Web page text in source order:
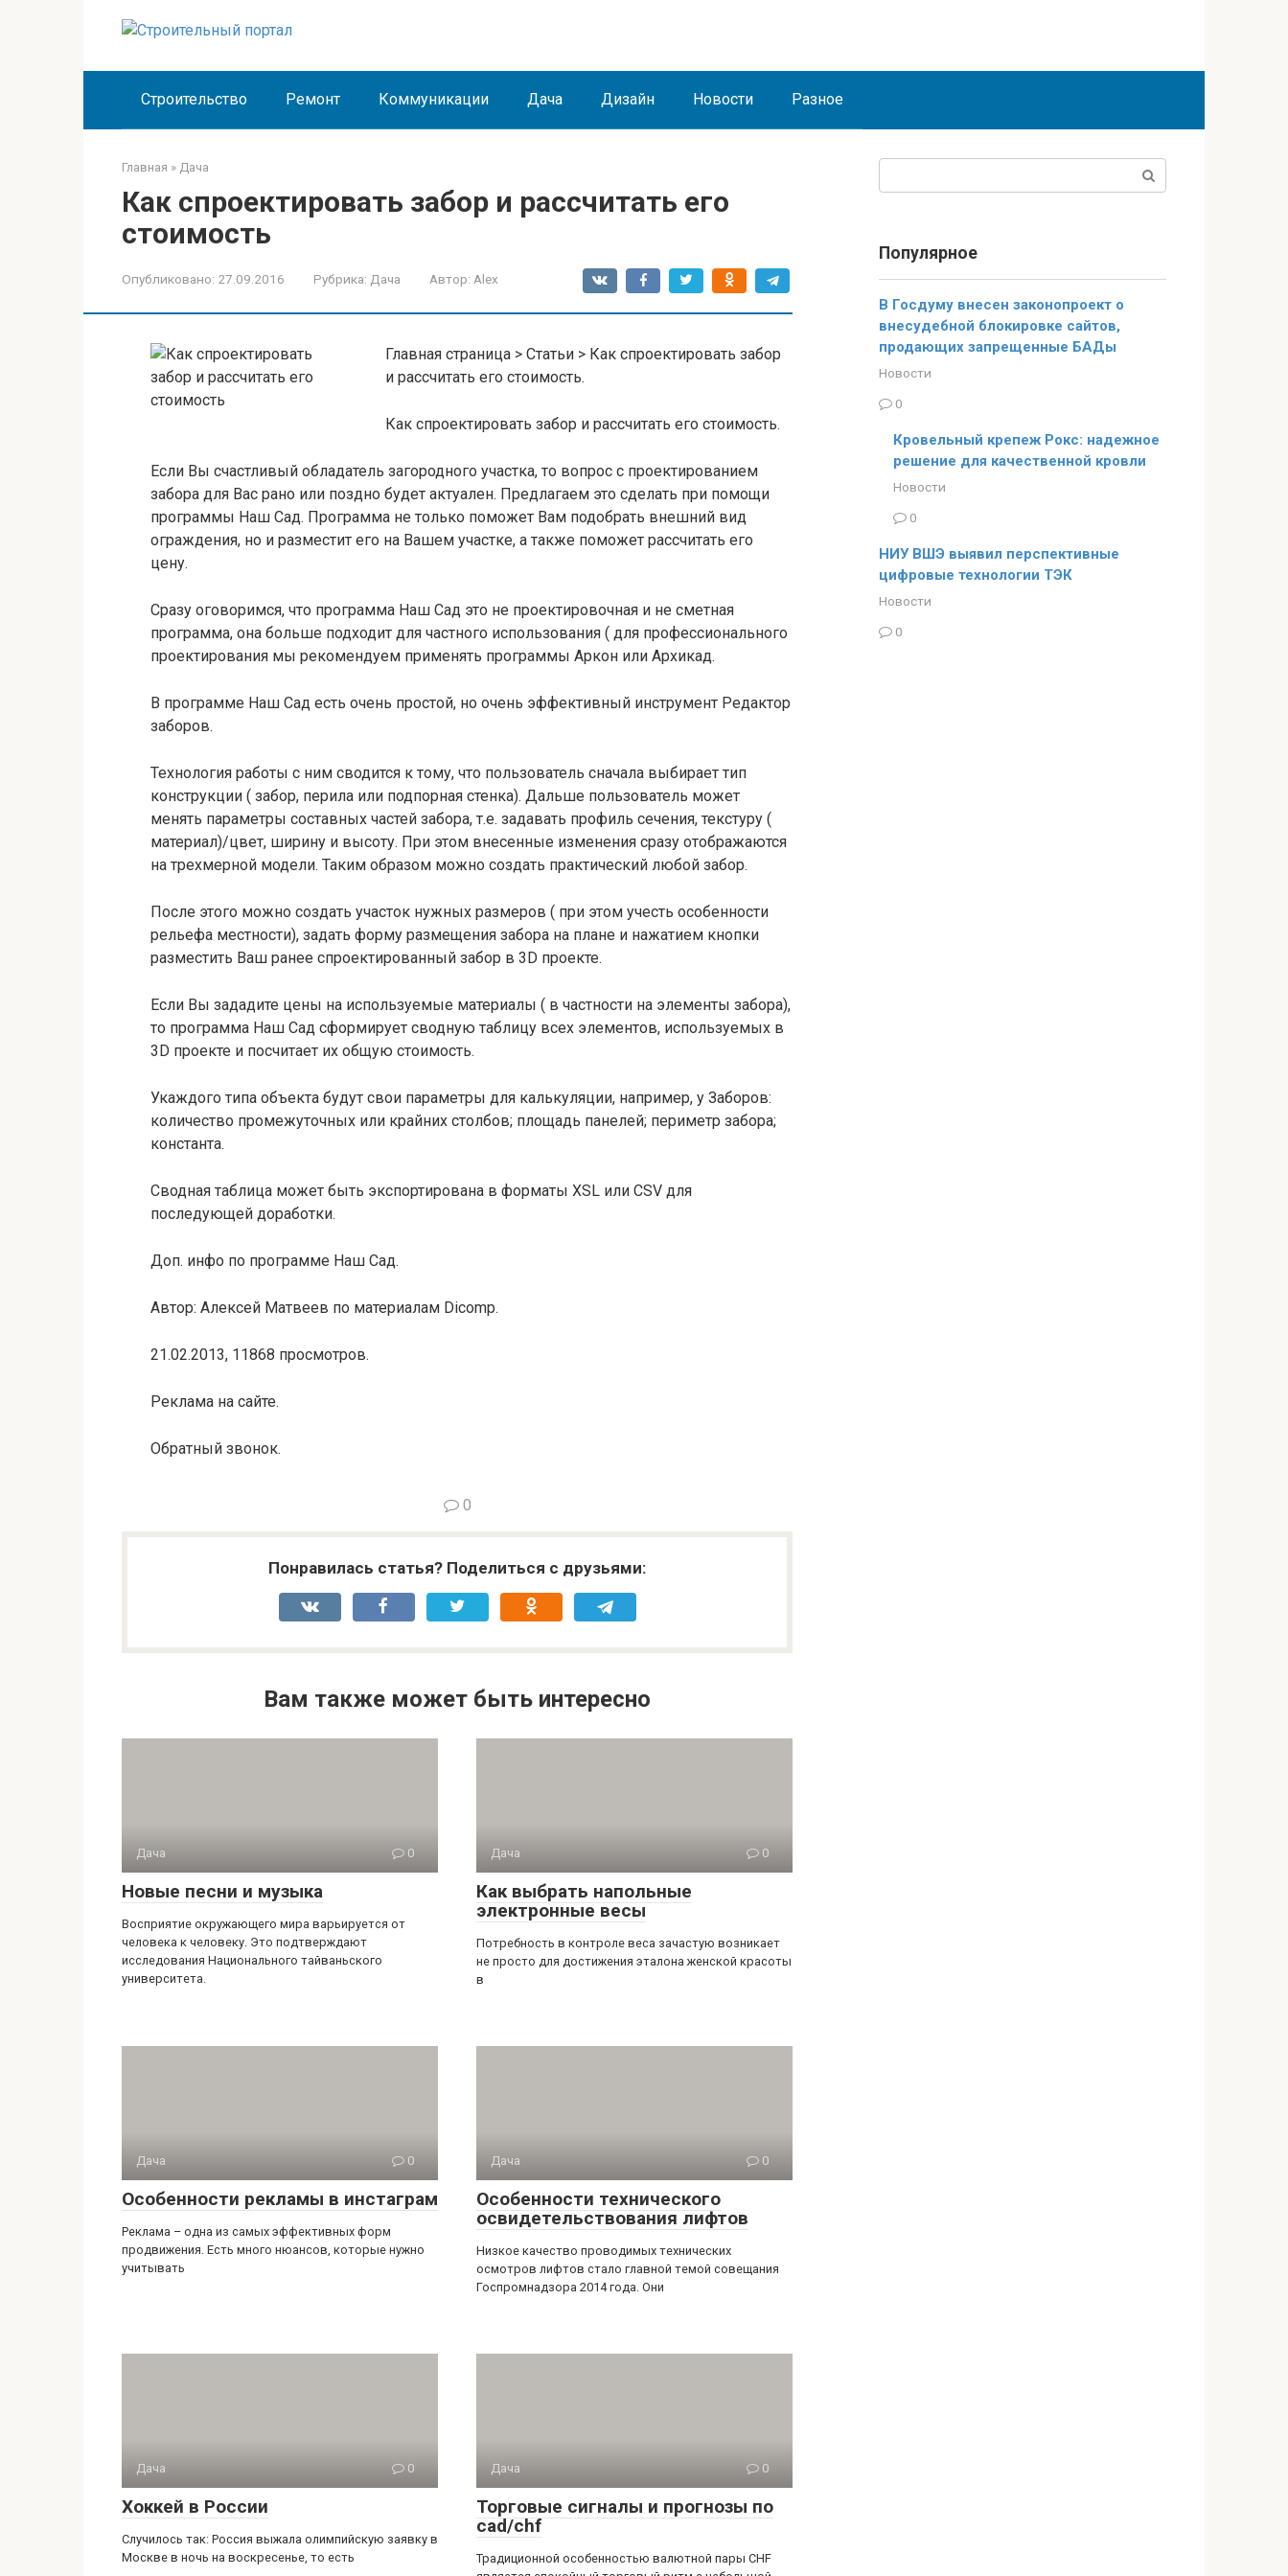
Строительство Ремонт Коммуникации Дача Дизайн Новости Разное
Главная » Дача
Как спроектировать забор и рассчитать его
стоимость
Опубликовано: 27.09.2016 Рубрика: Дача Автор: Alex
Главная страница > Статьи > Как спроектировать забор
и рассчитать его стоимость.
Как спроектировать забор и рассчитать его стоимость.
Если Вы счастливый обладатель загородного участка, то вопрос с проектированием
забора для Вас рано или поздно будет актуален. Предлагаем это сделать при помощи
программы Наш Сад. Программа не только поможет Вам подобрать внешний вид
ограждения, но и разместит его на Вашем участке, а также поможет рассчитать его
цену.
Сразу оговоримся, что программа Наш Сад это не проектировочная и не сметная
программа, она больше подходит для частного использования ( для профессионального
проектирования мы рекомендуем применять программы Аркон или Архикад.
В программе Наш Сад есть очень простой, но очень эффективный инструмент Редактор
заборов.
Технология работы с ним сводится к тому, что пользователь сначала выбирает тип
конструкции ( забор, перила или подпорная стенка). Дальше пользователь может
менять параметры составных частей забора, т.е. задавать профиль сечения, текстуру (
материал)/цвет, ширину и высоту. При этом внесенные изменения сразу отображаются
на трехмерной модели. Таким образом можно создать практический любой забор.
После этого можно создать участок нужных размеров ( при этом учесть особенности
рельефа местности), задать форму размещения забора на плане и нажатием кнопки
разместить Ваш ранее спроектированный забор в 3D проекте.
Если Вы зададите цены на используемые материалы ( в частности на элементы забора),
то программа Наш Сад сформирует сводную таблицу всех элементов, используемых в
3D проекте и посчитает их общую стоимость.
Укаждого типа объекта будут свои параметры для калькуляции, например, у Заборов:
количество промежуточных или крайних столбов; площадь панелей; периметр забора;
константа.
Сводная таблица может быть экспортирована в форматы XSL или CSV для
последующей доработки.
Доп. инфо по программе Наш Сад.
Автор: Алексей Матвеев по материалам Dicomp.
21.02.2013, 11868 просмотров.
Реклама на сайте.
Обратный звонок.
0
Понравилась статья? Поделиться с друзьями:
Вам также может быть интересно
Дача 0
Новые песни и музыка
Восприятие окружающего мира варьируется от
человека к человеку. Это подтверждают
исследования Национального тайваньского
университета.
Дача 0
Как выбрать напольные
электронные весы
Потребность в контроле веса зачастую возникает
не просто для достижения эталона женской красоты
в
Дача 0
Особенности рекламы в инстаграм
Реклама – одна из самых эффективных форм
продвижения. Есть много нюансов, которые нужно
учитывать
Дача 0
Особенности технического
освидетельствования лифтов
Низкое качество проводимых технических
осмотров лифтов стало главной темой совещания
Госпромнадзора 2014 года. Они
Дача 0
Хоккей в России
Случилось так: Россия выжала олимпийскую заявку в
Москве в ночь на воскресенье, то есть
Дача 0
Торговые сигналы и прогнозы по
cad/chf
Традиционной особенностью валютной пары CHF
Популярное
В Госдуму внесен законопроект о
внесудебной блокировке сайтов,
продающих запрещенные БАДы
Новости
0
Кровельный крепеж Рокс: надежное
решение для качественной кровли
Новости
0
НИУ ВШЭ выявил перспективные
цифровые технологии ТЭК
Новости
0